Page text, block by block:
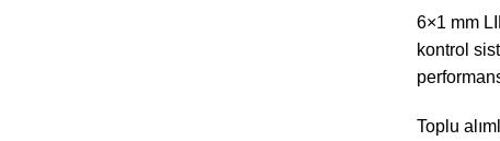
6×1 mm
kontrol
Toplu